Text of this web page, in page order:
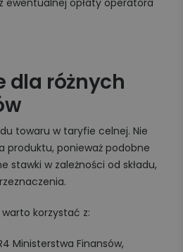
dla różnych
towaru w taryfie celnej. Nie
produktu, ponieważ podobne
stawki w zależności od składu,
korzystać z:
Ministerstwa Finansów,